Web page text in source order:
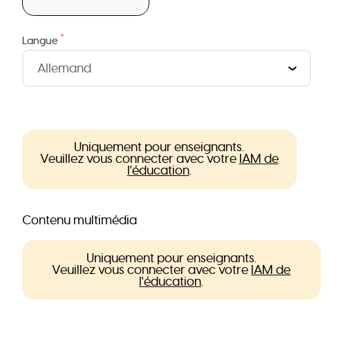
Langue *
Uniquement pour enseignants.
Veuillez vous connecter avec votre IAM de
l'éducation.
Contenu multimédia
Uniquement pour enseignants.
Veuillez vous connecter avec votre IAM de
l'éducation.